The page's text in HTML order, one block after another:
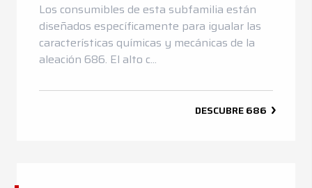
Los consumibles de esta subfamilia están
diseñados específicamente para igualar las
características químicas y mecánicas de la
aleación 686. El alto c...
DESCUBRE686